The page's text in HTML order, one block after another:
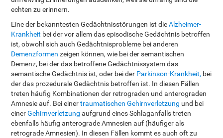
echten zu erinnern.
Eine der bekanntesten Gedächtnisstörungen ist dieAlzheimer-
Krankheit bei der vor allem das episodische Gedächtnis betroffen
ist, obwohl sich auch Gedächtnisprobleme bei anderen
Demenzformen zeigen können, wie bei der semantischen
Demenz, bei der das betroffene Gedächtnissystem das
semantische Gedächtnis ist, oder bei der Parkinson-Krankheit, bei
der das prozedurale Gedächtnis betroffen ist. In diesen Fällen
treten häufig Kombinationen der retrograden und anterograden
Amnesie auf. Bei einertraumatischen Gehirnverletzung und bei
einerGehirnverletzung aufgrund eines Schlaganfalls treten
ebenfalls häufig anterograde Amnesien auf (häufiger als
retrograde Amnesien). In diesen Fällen kommt es auch oft zu